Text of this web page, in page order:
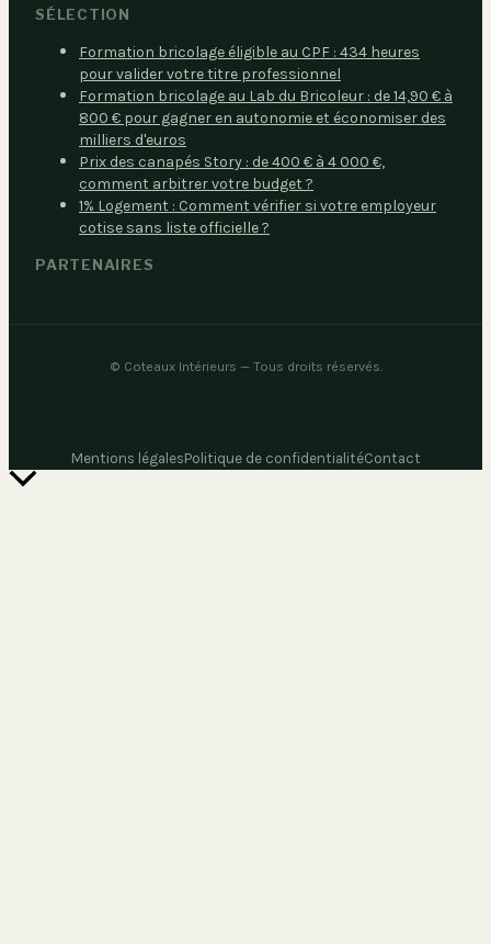
SÉLECTION
Formation bricolage éligible au CPF : 434 heures
pour valider votre titre professionnel
Formation bricolage au Lab du Bricoleur : de 14,90 € à
800 € pour gagner en autonomie et économiser des
milliers d'euros
Prix des canapés Story : de 400 € à 4 000 €,
comment arbitrer votre budget ?
1% Logement : Comment vérifier si votre employeur
cotise sans liste officielle ?
PARTENAIRES
© Coteaux Intérieurs — Tous droits réservés.
Mentions légalesPolitique de confidentialitéContact